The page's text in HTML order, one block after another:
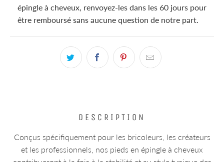
épingle à cheveux, renvoyez-les dans les 60 jours pour
être remboursé sans aucune question de notre part.
DESCRIPTION
Conçus spécifiquement pour les bricoleurs, les créateurs
et les professionnels, nos pieds en épingle à cheveux